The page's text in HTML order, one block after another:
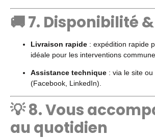
🚚 7. Disponibilité
Livraison rapide : expédition rapide
idéale pour les interventions
Assistance technique : via le site
(Facebook, LinkedIn).
💡 8. Vous
au quotidien